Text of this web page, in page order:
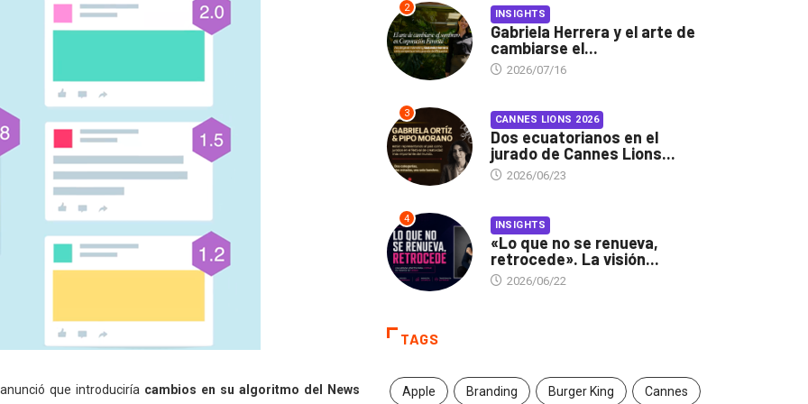
que introduciría cambios en su algoritmo del News
2 INSIGHTS
Gabriela Herrera y el arte de
cambiarse el...
2026/07/16
3 CANNES LIONS 2026
Dos ecuatorianos en el
jurado de Cannes Lions...
2026/06/23
4 INSIGHTS
«Lo que no se renueva,
retrocede». La visión...
2026/06/22
TAGS
Apple Branding Burger King Cannes